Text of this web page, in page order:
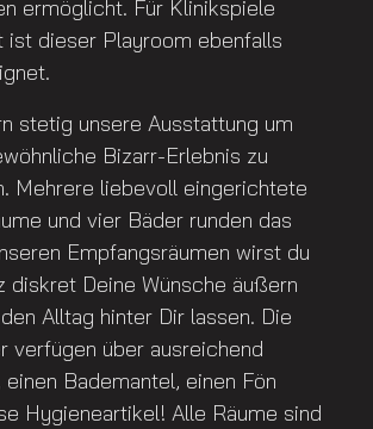
ermöglicht. Für Klinikspiele
ist dieser Playroom ebenfalls
stetig unsere Ausstattung um
Bizarr-Erlebnis zu
Mehrere liebevoll eingerichtete
und vier Bäder runden das
Empfangsräumen wirst du
diskret Deine Wünsche äußern
Alltag hinter Dir lassen. Die
verfügen über ausreichend
einen Bademantel, einen Fön
Hygieneartikel! Alle Räume sind